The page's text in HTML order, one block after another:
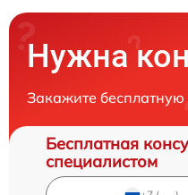
Нужна
Закажите
Бесплатная
специалистом